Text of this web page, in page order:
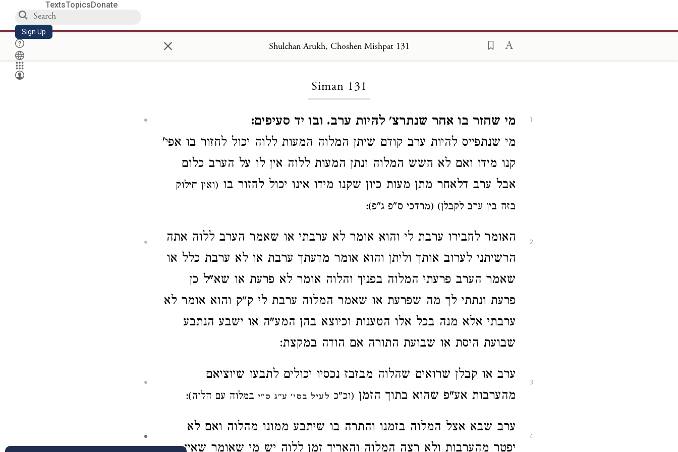
TextsTopicsDonate
Sign Up × Shulchan Arukh, Choshen Mishpat 131
Siman 131
1
מי שחזר בו אחר שנתרצ' להיות ערב. ובו יד סעיפים:
מי שנתפייס להיות ערב קודם שיתן המלוה המעות ללוה יכול לחזור בו אפי'
קנו מידו ואם לא חשש המלוה ונתן המעות ללוה אין לו על הערב כלום
אבל ערב דלאחר מתן מעות כיון שקנו מידו אינו יכול לחזור בו (ואין חילוק
בזה בין ערב לקבלן) (מרדכי ס"פ ג"פ):
2 האומר לחבירו ערבת לי והוא אומר לא ערבתי או שאמר הערב ללוה אתה
הרשיתני לערוב אותך וליתן והוא אומר מדעתך ערבת או לא ערבת כלל או
שאמר הערב פרעתי המלוה בפניך והלוה אומר לא פרעת או שא"ל כן
פרעת ונתתי לך מה שפרעת או שאמר המלוה ערבת לי ק"ק והוא אומר לא
ערבתי אלא מנה בכל אלו הטענות וכיוצא בהן המע"ה או ישבע הנתבע
שבועת היסת או שבועת התורה אם הודה במקצת:
3 ערב או קבלן שרואים שהלוה מבזבז נכסיו יכולים לתבעו שיוציאם
מהערבות אע"פ שהוא בתוך הזמן (וכ"כ לעיל בסי' ע"ג ס"י במלוה עם הלוה):
4
ערב שבא אצל המלוה בזמנו והתרה בו שיתבע ממונו מהלוה ואם לא